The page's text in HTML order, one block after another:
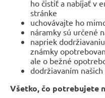
ho čistiť a nabíjať v
stránke
uchovávajte ho
náramky sú určené
napriek
známky
ale o bežné
dodržiavaním
Všetko, čo potrebujete